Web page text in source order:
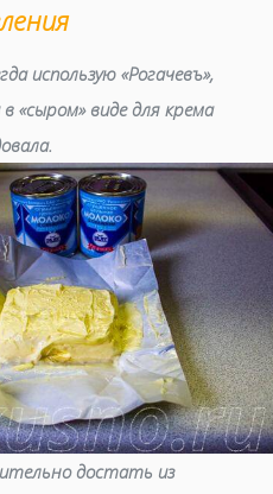
использую «Рогачевъ»,
«сыром» виде для крема
достать из